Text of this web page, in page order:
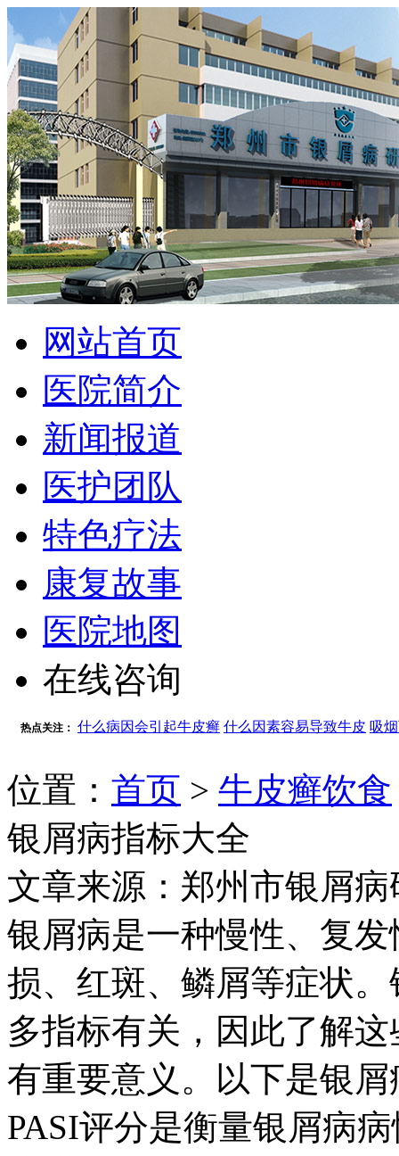
网站首页
医院简介
新闻报道
医护团队
特色疗法
康复故事
医院地图
在线咨询
热点关注： 什么病因会引起牛皮癣 什么因素容易导致牛皮 吸
位置： 首页 > 牛皮癣饮食
银屑病指标大全
文章来源：郑州市银屑病
银屑病是一种慢性、复
损、红斑、鳞屑等症状
多指标有关，因此了解
有重要意义。以下是银
PASI评分是衡量银屑病